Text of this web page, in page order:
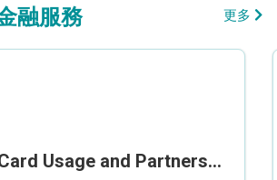
融服務 更多
Manager, Card Usage and Partnership